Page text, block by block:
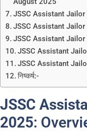
JSSC Assistant
JSSC Assistant Jailor
JSSC Assistant Jailor
JSSC Assistant
JSSC Assistant
निष्कर्ष:-
JSSC
2025: